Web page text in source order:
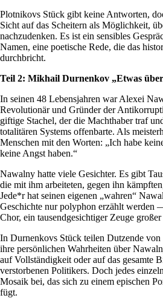
Plotnikovs Stück gibt keine Antworten,
Sicht auf das Scheitern als Möglichkeit,
nachzudenken. Es ist ein sensibles
Namen, eine poetische Rede, die das
durchbricht.
Teil 2: Mikhail Durnenkov „Etwas
In seinen 48 Lebensjahren war Alexei
Revolutionär und Gründer der
giftige Stachel, der die Machthaber traf
totalitären Systems offenbarte. Als
Menschen mit den Worten: „Ich habe
keine Angst haben.“
Nawalny hatte viele Gesichter. Es gibt
die mit ihm arbeiteten, gegen ihn
Jede*r hat seinen eigenen „wahren“
Geschichte nur polyphon erzählt werden
Chor, ein tausendgesichtiger Zeuge
In Durnenkovs Stück teilen Dutzende
ihre persönlichen Wahrheiten über
auf Vollständigkeit oder auf das gesamte
verstorbenen Politikers. Doch jedes
Mosaik bei, das sich zu einem epischen
fügt.